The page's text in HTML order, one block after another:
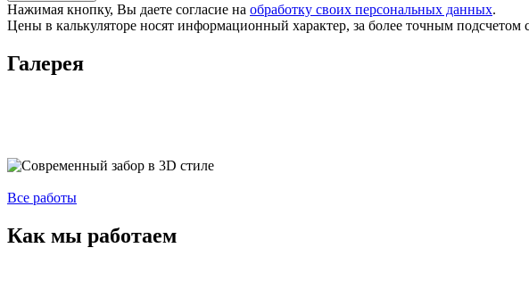
Нажимая кнопку, Вы даете согласие на обработку своих персональных данных.
Цены в калькуляторе носят информационный характер, за более точным
Галерея
Все работы
Как мы работаем